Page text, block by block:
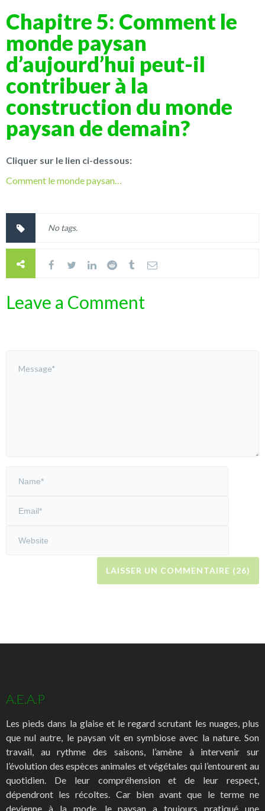
Chapitre 5: Comment le
monde paysan
d’aujourd’hui peut-il
contribuer à la
construction du monde
paysan de demain?
Cliquer sur le lien ci-dessous:
Comment le monde paysan…
No tags.
Leave a Comment
A.E.A.P
Les pieds dans la glaise et le regard scrutant les nuages, plus
que nul autre, le paysan vit en symbiose avec la nature. Son
travail, au rythme des saisons, l’amène à intervenir sur
l’évolution des espèces animales et végétales qui l’entourent au
quotidien. De leur compréhension et de leur respect,
dépendront les récoltes. Car bien avant que le terme ne
devienne à la mode, le paysan a toujours pratiqué une